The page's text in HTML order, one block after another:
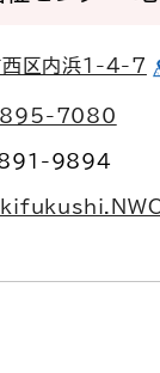
西区内浜1-4-7
7080
9894